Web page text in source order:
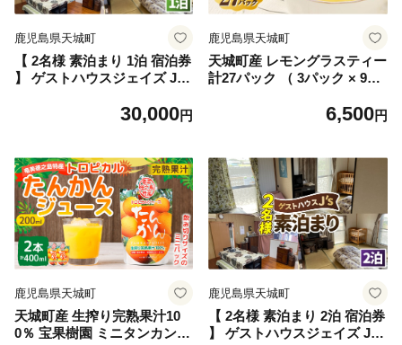
鹿児島県天城町
【 2名様 素泊まり 1泊 宿泊券
】 ゲストハウスジェイズ J's
徳之島 天城町 観光 宿泊 チケ
禁煙 禁煙 宿泊チケット 駐車
場完備 寝室 リラックススペ
ース
30,000円
鹿児島県天城町
天城町産 レモングラスティー
計27パック （ 3パック × 9袋
あしびなぁ】 お茶 ティーパ
6,500円
鹿児島県天城町
天城町産 生搾り完熟果汁10
0％ 宝果樹園 ミニタンカンジ
鹿児島県天城町
【 2名様 素泊まり 2泊 宿泊券
】 ゲストハウスジェイズ J's